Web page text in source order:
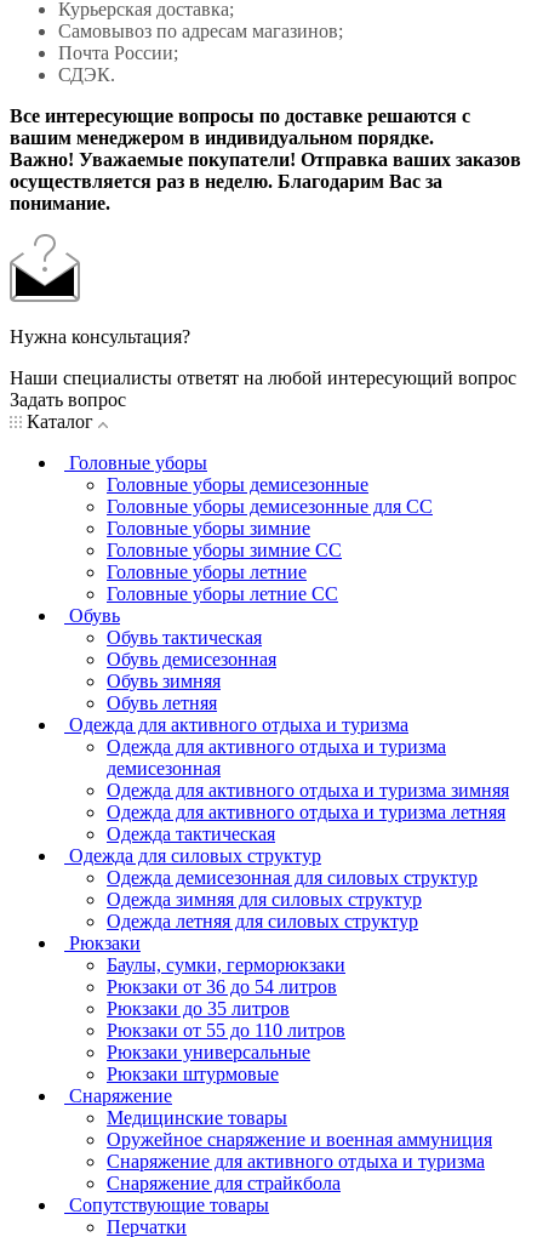
Курьерская доставка;
Самовывоз по адресам магазинов;
Почта России;
СДЭК.
Все интересующие вопросы по доставке решаются с
вашим менеджером в индивидуальном порядке.
Важно! Уважаемые покупатели! Отправка ваших заказов
осуществляется раз в неделю. Благодарим Вас за
понимание.
Нужна консультация?
Наши специалисты ответят на любой интересующий вопрос
Задать вопрос
Каталог
Головные уборы
Головные уборы демисезонные
Головные уборы демисезонные для СС
Головные уборы зимние
Головные уборы зимние СС
Головные уборы летние
Головные уборы летние СС
Обувь
Обувь тактическая
Обувь демисезонная
Обувь зимняя
Обувь летняя
Одежда для активного отдыха и туризма
Одежда для активного отдыха и туризма
демисезонная
Одежда для активного отдыха и туризма зимняя
Одежда для активного отдыха и туризма летняя
Одежда тактическая
Одежда для силовых структур
Одежда демисезонная для силовых структур
Одежда зимняя для силовых структур
Одежда летняя для силовых структур
Рюкзаки
Баулы, сумки, герморюкзаки
Рюкзаки от 36 до 54 литров
Рюкзаки до 35 литров
Рюкзаки от 55 до 110 литров
Рюкзаки универсальные
Рюкзаки штурмовые
Снаряжение
Медицинские товары
Оружейное снаряжение и военная аммуниция
Снаряжение для активного отдыха и туризма
Снаряжение для страйкбола
Сопутствующие товары
Перчатки